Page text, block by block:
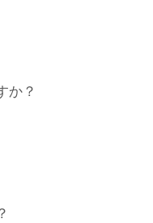
か？